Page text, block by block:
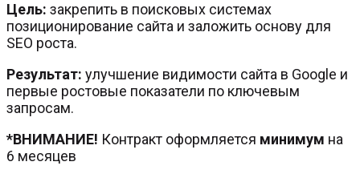
Цель: закрепить в поисковых системах
позиционирование сайта и заложить основу для
SEO роста.
Результат: улучшение видимости сайта в Google и
первые ростовые показатели по ключевым
запросам.
*ВНИМАНИЕ! Контракт оформляется минимум на
6 месяцев